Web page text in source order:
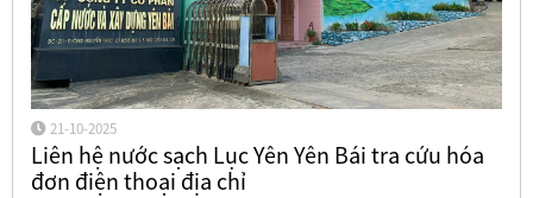
21-10-2025
Liên hệ nước sạch Lục Yên Yên Bái tra cứu hóa
đơn điện thoại địa chỉ